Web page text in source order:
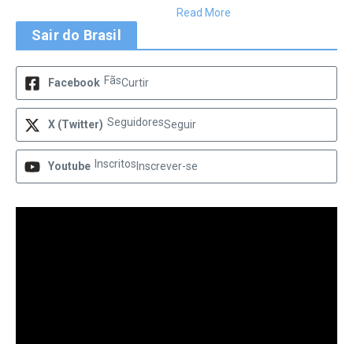
Read More
Sair do Brasil
Facebook FãsCurtir
X (Twitter) SeguidoresSeguir
Youtube Inscritos Inscrever-se